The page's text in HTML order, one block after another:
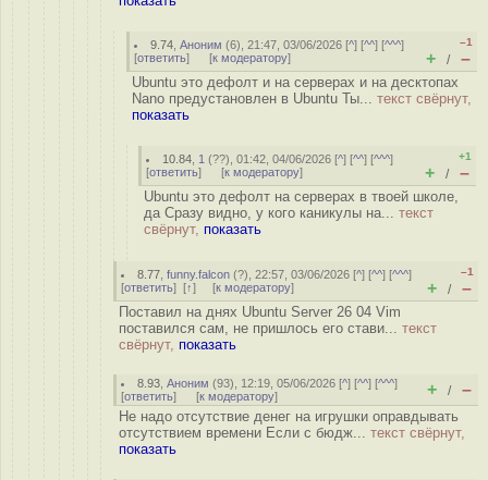
9.74 ,Аноним (6), 21:47, 03/06/2026 [^] [^^] [^^^]
[ответить] [к модератору]
–1
+ / –
Ubuntu это дефолт и на серверах и на десктопах
Nano предустановлен в Ubuntu Ты... текст свёрнут,
показать
10.84 1 (??), 01:42, 04/06/2026 [^] [^^] [^^^]
[ответить] [к модератору]
+1
+ / –
Ubuntu это дефолт на серверах в твоей школе,
да Сразу видно, у кого каникулы на... текст
свёрнут, показать
8.77 ,funny.falcon (?), 22:57, 03/06/2026 [^] [^^] [^^^]
[ответить] [↑] [к модератору]
–1
+ / –
Поставил на днях Ubuntu Server 26 04 Vim
поставился сам, не пришлось его стави... текст
свёрнут, показать
8.93 ,Аноним (93), 12:19, 05/06/2026 [^] [^^] [^^^]
[ответить] [к модератору] + / –
Не надо отсутствие денег на игрушки оправдывать
отсутствием времени Если с бюдж... текст свёрнут,
показать